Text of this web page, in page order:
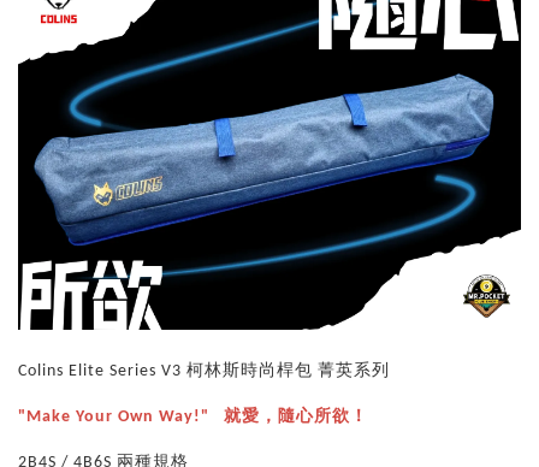
Colins Elite Series V3 柯林斯時尚桿包 菁英系列
"Make Your Own Way!" 就愛，隨心所欲！
2B4S / 4B6S 兩種規格